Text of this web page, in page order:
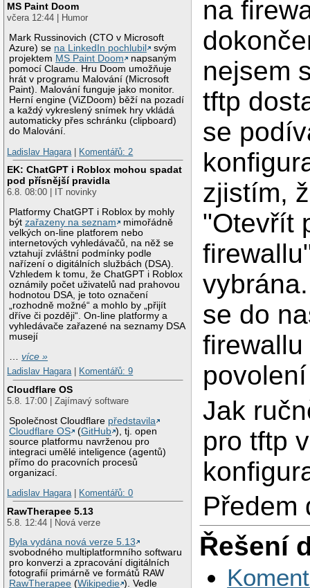
MS Paint Doom
včera 12:44 | Humor
Mark Russinovich (CTO v Microsoft
Azure) se na LinkedIn pochlubil
svým
projektem MS Paint Doom
napsaným
pomocí Claude. Hru Doom umožňuje
hrát v programu Malování (Microsoft
Paint). Malování funguje jako monitor.
Herní engine (ViZDoom) běží na pozadí
a každý vykreslený snímek hry vkládá
automaticky přes schránku (clipboard)
do Malování.
Ladislav Hagara
Komentářů: 2
EK: ChatGPT i Roblox mohou spadat
pod přísnější pravidla
6.8. 08:00 | IT novinky
Platformy ChatGPT i Roblox by mohly
býtzařazeny na seznam
mimořádně
velkých on-line platforem nebo
internetových vyhledávačů, na něž se
vztahují zvláštní podmínky podle
nařízení o digitálních službách (DSA).
Vzhledem k tomu, že ChatGPT i Roblox
oznámily počet uživatelů nad prahovou
hodnotou DSA, je toto označení
„rozhodně možné“ a mohlo by „přijít
dříve či později“. On-line platformy a
vyhledávače zařazené na seznamy DSA
musejí
…více »
Ladislav Hagara| Komentářů: 9
Cloudflare OS
5.8. 17:00 | Zajímavý software
Společnost Cloudflare představila
Cloudflare OS
(GitHub ), tj. open
source platformu navrženou pro
integraci umělé inteligence (agentů)
přímo do pracovních procesů
organizací.
Ladislav Hagara| Komentářů: 0
RawTherapee 5.13
5.8. 12:44 | Nová verze
Byla vydána nová verze 5.13
svobodného multiplatformního softwaru
pro konverzi a zpracování digitálních
fotografií primárně ve formátů RAW
RawTherapee (Wikipedie ). Vedle
na
nejsem
tftp
se
zjistím,
"Otevřít
se do
Jak
pro tftp
Předem
Řešení